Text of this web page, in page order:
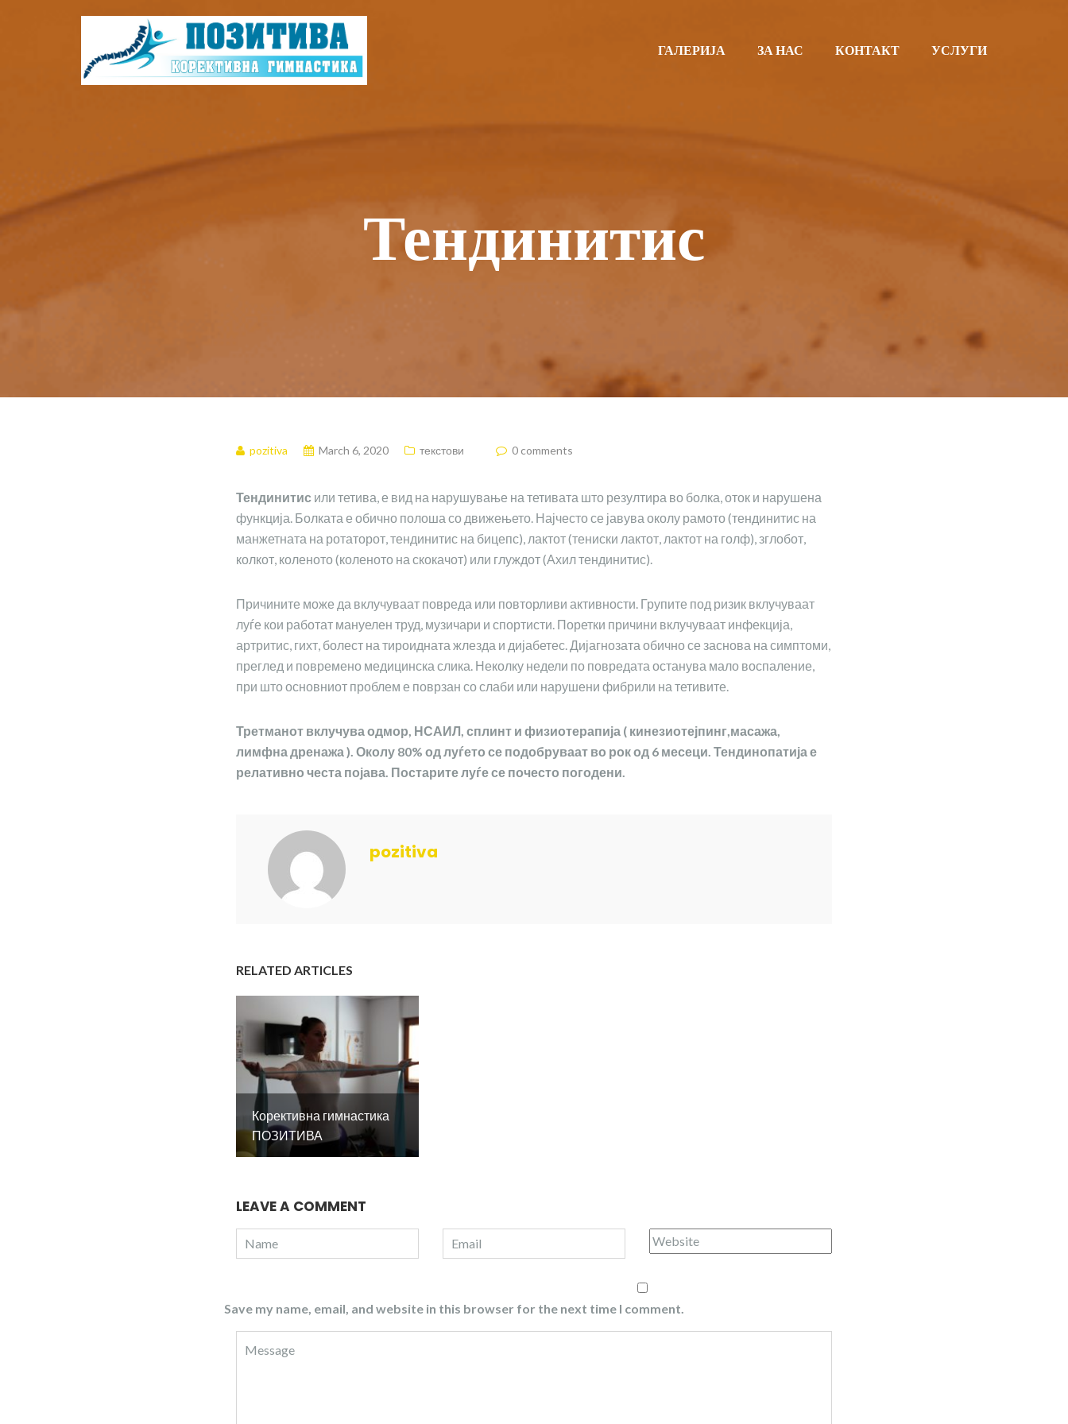
ГАЛЕРИЈА ЗА НАС КОНТАКТ УСЛУГИ
Тендинитис
pozitiva March 6, 2020 текстови 0 comments
Тендинитис или тетива, е вид на нарушување на тетивата што резултира во болка, оток и нарушена
функција. Болката е обично полоша со движењето. Најчесто се јавува околу рамото (тендинитис на
манжетната на ротаторот, тендинитис на бицепс), лактот (тениски лактот, лактот на голф), зглобот,
колкот, коленото (коленото на скокачот) или глуждот (Ахил тендинитис).
Причините може да вклучуваат повреда или повторливи активности. Групите под ризик вклучуваат
луѓе кои работат мануелен труд, музичари и спортисти. Поретки причини вклучуваат инфекција,
артритис, гихт, болест на тироидната жлезда и дијабетес. Дијагнозата обично се заснова на симптоми,
преглед и повремено медицинска слика. Неколку недели по повредата останува мало воспаление,
при што основниот проблем е поврзан со слаби или нарушени фибрили на тетивите.
Третманот вклучува одмор, НСАИЛ, сплинт и физиотерапија ( кинезиотејпинг,масажа,
лимфна дренажа ). Околу 80% од луѓето се подобруваат во рок од 6 месеци. Тендинопатија е
релативно честа појава. Постарите луѓе се почесто погодени.
pozitiva
RELATED ARTICLES
Корективна гимнастика
ПОЗИТИВА
LEAVE A COMMENT
Save my name, email, and website in this browser for the next time I comment.